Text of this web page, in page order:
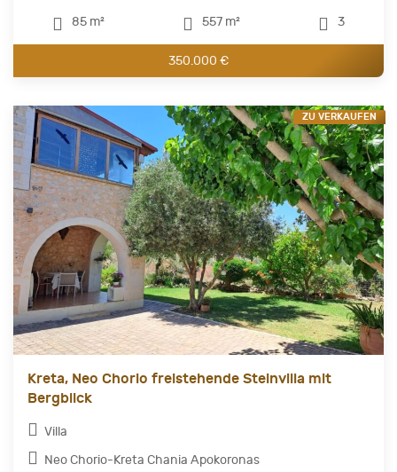
85 m² 557 m² 3
350.000 €
Kreta, Neo Chorio freistehende Steinvilla mit
Bergblick
Villa
Neo Chorio-Kreta Chania Apokoronas
ZU VERKAUFEN